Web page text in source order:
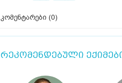
კომენტარები (0)
რეკომენდებული